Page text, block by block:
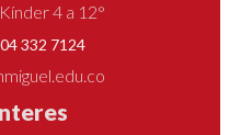
4 a 12°
332 7124